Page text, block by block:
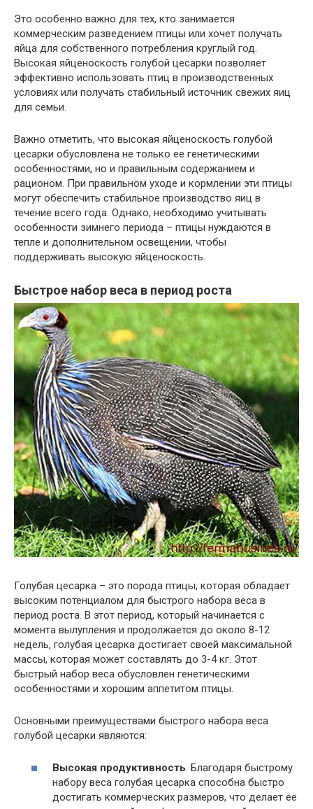
Это особенно важно для тех, кто занимается
коммерческим разведением птицы или хочет получать
яйца для собственного потребления круглый год.
Высокая яйценоскость голубой цесарки позволяет
эффективно использовать птиц в производственных
условиях или получать стабильный источник свежих яиц
для семьи.
Важно отметить, что высокая яйценоскость голубой
цесарки обусловлена не только ее генетическими
особенностями, но и правильным содержанием и
рационом. При правильном уходе и кормлении эти птицы
могут обеспечить стабильное производство яиц в
течение всего года. Однако, необходимо учитывать
особенности зимнего периода – птицы нуждаются в
тепле и дополнительном освещении, чтобы
поддерживать высокую яйценоскость.
Быстрое набор веса в период роста
Голубая цесарка – это порода птицы, которая обладает
высоким потенциалом для быстрого набора веса в
период роста. В этот период, который начинается с
момента вылупления и продолжается до около 8-12
недель, голубая цесарка достигает своей максимальной
массы, которая может составлять до 3-4 кг. Этот
быстрый набор веса обусловлен генетическими
особенностями и хорошим аппетитом птицы.
Основными преимуществами быстрого набора веса
голубой цесарки являются:
Высокая продуктивность. Благодаря быстрому
набору веса голубая цесарка способна быстро
достигать коммерческих размеров, что делает ее